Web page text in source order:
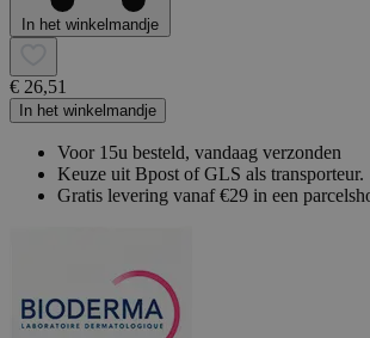
In het winkelmandje
€ 26,51
In het winkelmandje
Voor 15u besteld, vandaag verzonden
Keuze uit Bpost of GLS als transporteur.
Gratis levering vanaf €29 in een